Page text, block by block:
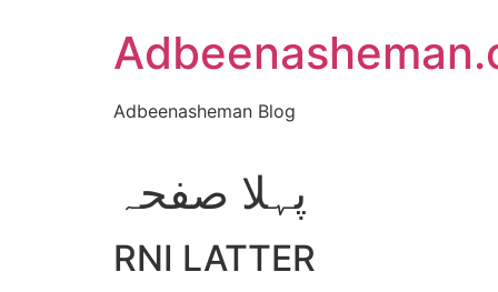
Adbeenasheman Blog
پہلا صفحہ
RNI LATTER